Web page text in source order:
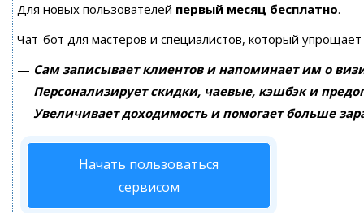
Для новых пользователей первый месяц бесплатно.
Чат-бот для мастеров и специалистов, который
— Сам записывает клиентов и напоминает им о
— Персонализирует скидки, чаевые, кэшбэк и
— Увеличивает доходимость и помогает больше
Начать пользоваться
сервисом